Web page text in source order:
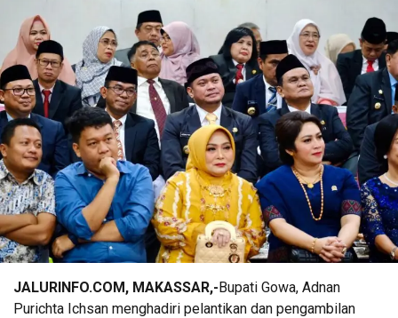
JALURINFO.COM, MAKASSAR,-Bupati Gowa, Adnan
Purichta Ichsan menghadiri pelantikan dan pengambilan